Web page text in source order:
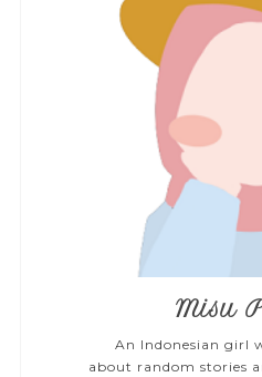
Misu
An Indonesian girl
about random stories